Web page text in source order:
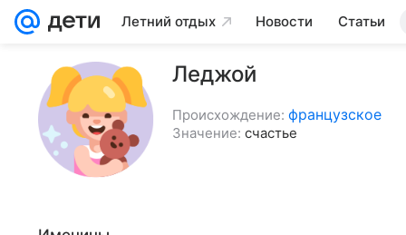
Летний отдых Новости Статьи
Леджой
Происхождение: французское
Значение: счастье